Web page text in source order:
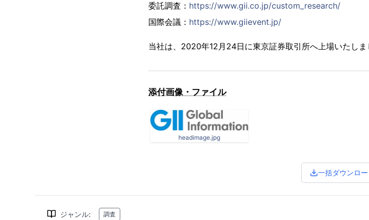
委託調査： https://www.gii.co.jp/custom_research/
国際会議： https://www.giievent.jp/
当社は、2020年12月24日に東京証券取引所へ上場いたしま
添付画像・ファイル
headimage.jpg
一括ダウンロー
ジャンル: 調査